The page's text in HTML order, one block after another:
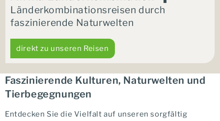
Länderkombinationsreisen durch
faszinierende Naturwelten
direkt zu unseren Reisen
Faszinierende Kulturen, Naturwelten und
Tierbegegnungen
Entdecken Sie die Vielfalt auf unseren sorgfältig